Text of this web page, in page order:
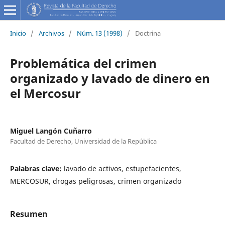
Inicio / Archivos / Núm. 13 (1998) / Doctrina
Problemática del crimen
organizado y lavado de dinero en
el Mercosur
Miguel Langón Cuñarro
Facultad de Derecho, Universidad de la República
Palabras clave: lavado de activos, estupefacientes,
MERCOSUR, drogas peligrosas, crimen organizado
Resumen